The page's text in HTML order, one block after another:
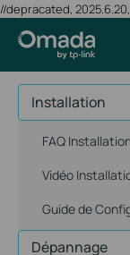
//depracated,
Installation
FAQ
Vidéo
Guide de
Dépannage